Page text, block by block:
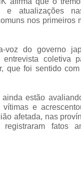
e atualizações
nos primeiros
voz do governo
coletiva
que foi sentido
estão
vítimas e
afetada, nas
registraram fatos